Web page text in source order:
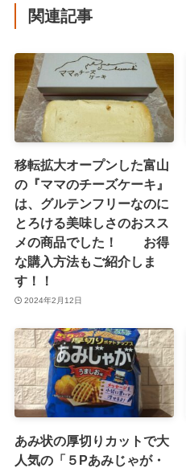
関連記事
移転拡大オープンした富山
の『ママのチーズケーキ』
は、グルテンフリーなのに
とろける美味しさのおスス
メの商品でした！ お得
な購入方法もご紹介しま
す！！
2024年2月12日
あみ状の厚切りカットで大
人気の「５Pあみじゃが・